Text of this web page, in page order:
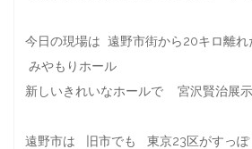
今日の現場は 遠野市街から20キロ離
みやもりホール
新しいきれいなホールで 宮沢賢治展
遠野市は 旧市でも 東京23区がすっぽ